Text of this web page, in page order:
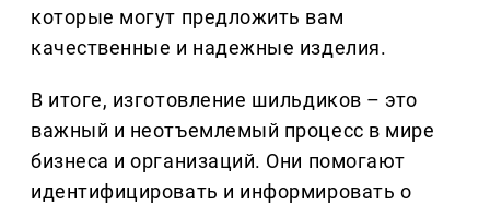
которые могут предложить вам
качественные и надежные изделия.
В итоге, изготовление шильдиков – это
важный и неотъемлемый процесс в мире
бизнеса и организаций. Они помогают
идентифицировать и информировать о